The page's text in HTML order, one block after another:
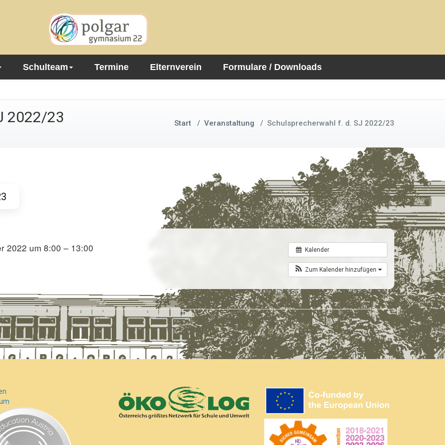
Schulteam Termine Elternverein Formulare / Downloads
2022/23 Start / Veranstaltung / Schulsprecherwahl f. d. SJ 2022/23
Kalender
Zum Kalender hinzufügen
2022 um 8:00 – 13:00